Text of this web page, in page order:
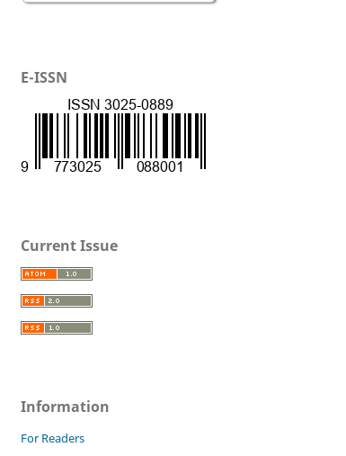
E-ISSN
Current Issue
Information
For Readers